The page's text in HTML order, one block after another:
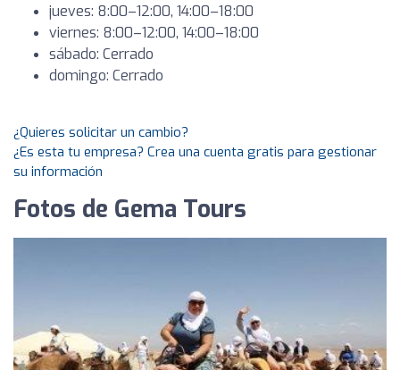
jueves: 8:00–12:00, 14:00–18:00
viernes: 8:00–12:00, 14:00–18:00
sábado: Cerrado
domingo: Cerrado
¿Quieres solicitar un cambio?
¿Es esta tu empresa? Crea una cuenta gratis para gestionar
su información
Fotos de Gema Tours